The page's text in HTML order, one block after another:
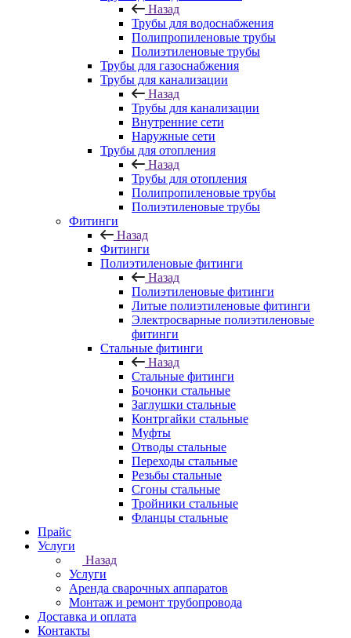
Назад
Трубы для водоснабжения
Полипропиленовые трубы
Полиэтиленовые трубы
Трубы для газоснабжения
Трубы для канализации
Назад
Трубы для канализации
Внутренние сети
Наружные сети
Трубы для отопления
Назад
Трубы для отопления
Полипропиленовые трубы
Полиэтиленовые трубы
Фитинги
Назад
Фитинги
Полиэтиленовые фитинги
Назад
Полиэтиленовые фитинги
Литые полиэтиленовые фитинги
Электросварные полиэтиленовые
фитинги
Стальные фитинги
Назад
Стальные фитинги
Бочонки стальные
Заглушки стальные
Контргайки стальные
Муфты
Отводы стальные
Переходы стальные
Резьбы стальные
Сгоны стальные
Тройники стальные
Фланцы стальные
Прайс
Услуги
Назад
Услуги
Аренда сварочных аппаратов
Монтаж и ремонт трубопровода
Доставка и оплата
Контакты